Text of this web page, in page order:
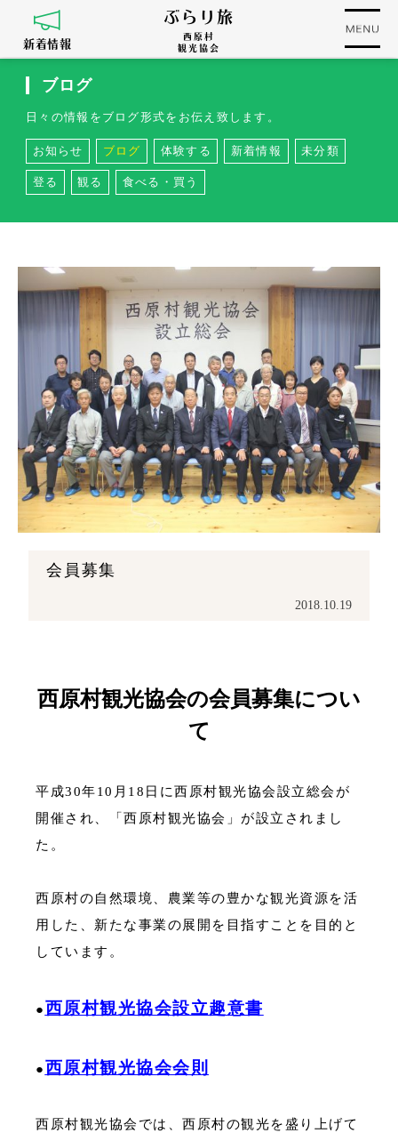
ぶらり旅
西原村
観光協会
新着情報
ブログ
日々の情報をブログ形式をお伝え致します。
お知らせ ブログ 体験する 新着情報 未分類
登る 観る 食べる・買う
会員募集
2018.10.19
西原村観光協会の会員募集につい
て
平成30年10月18日に西原村観光協会設立総会が
開催され、「西原村観光協会」が設立されまし
た。
西原村の自然環境、農業等の豊かな観光資源を活
用した、新たな事業の展開を目指すことを目的と
しています。
●西原村観光協会設立趣意書
●西原村観光協会会則
西原村観光協会では、西原村の観光を盛り上げて